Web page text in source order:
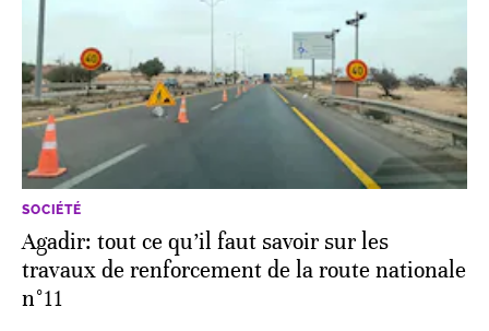
SOCIÉTÉ
Agadir: tout ce qu’il faut savoir sur les
travaux de renforcement de la route nationale
n°11